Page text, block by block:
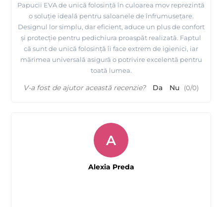
Papucii EVA de unică folosință în culoarea mov reprezintă
o soluție ideală pentru saloanele de înfrumusețare.
Designul lor simplu, dar eficient, aduce un plus de confort
și protecție pentru pedichiura proaspăt realizată. Faptul
că sunt de unică folosință îi face extrem de igienici, iar
mărimea universală asigură o potrivire excelentă pentru
toată lumea.
V-a fost de ajutor această recenzie? Da Nu (0/0)
A
Alexia Preda